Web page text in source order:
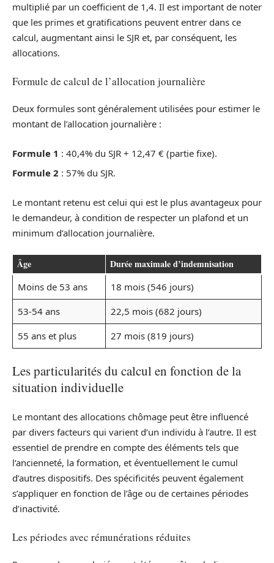
multiplié par un coefficient de 1,4. Il est important de noter
que les primes et gratifications peuvent entrer dans ce
calcul, augmentant ainsi le SJR et, par conséquent, les
allocations.
Formule de calcul de l’allocation journalière
Deux formules sont généralement utilisées pour estimer le
montant de l’allocation journalière :
Formule 1 : 40,4% du SJR + 12,47 € (partie fixe).
Formule 2 : 57% du SJR.
Le montant retenu est celui qui est le plus avantageux pour
le demandeur, à condition de respecter un plafond et un
minimum d’allocation journalière.
Âge Durée maximale d’indemnisation
Moins de 53 ans
18 mois (546 jours)
53-54 ans
22,5 mois (682 jours)
55 ans et plus
27 mois (819 jours)
Les particularités du calcul en fonction de la
situation individuelle
Le montant des allocations chômage peut être influencé
par divers facteurs qui varient d’un individu à l’autre. Il est
essentiel de prendre en compte des éléments tels que
l’ancienneté, la formation, et éventuellement le cumul
d’autres dispositifs. Des spécificités peuvent également
s’appliquer en fonction de l’âge ou de certaines périodes
d’inactivité.
Les périodes avec rémunérations réduites